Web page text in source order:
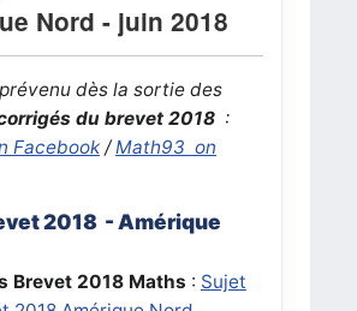
Nord - juin 2018
dès la sortie des
du brevet 2018 :
Facebook/Math93 on
2018 - Amérique
Brevet 2018 Maths : Sujet